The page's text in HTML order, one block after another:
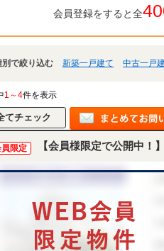
会員登録をすると全
別で絞り込む 新築一戸建て 中古一戸
1～4件を表示
限定 【会員様限定で公開中！】